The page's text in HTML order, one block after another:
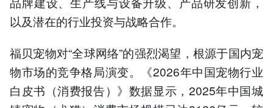
以及潜在的行业投资与战略合作。
福贝宠物对“全球网络”的强烈渴望，根源于国内宠
物市场的竞争格局演变。《2026年中国宠物行业
白皮书（消费报告）》数据显示，2025年中国城